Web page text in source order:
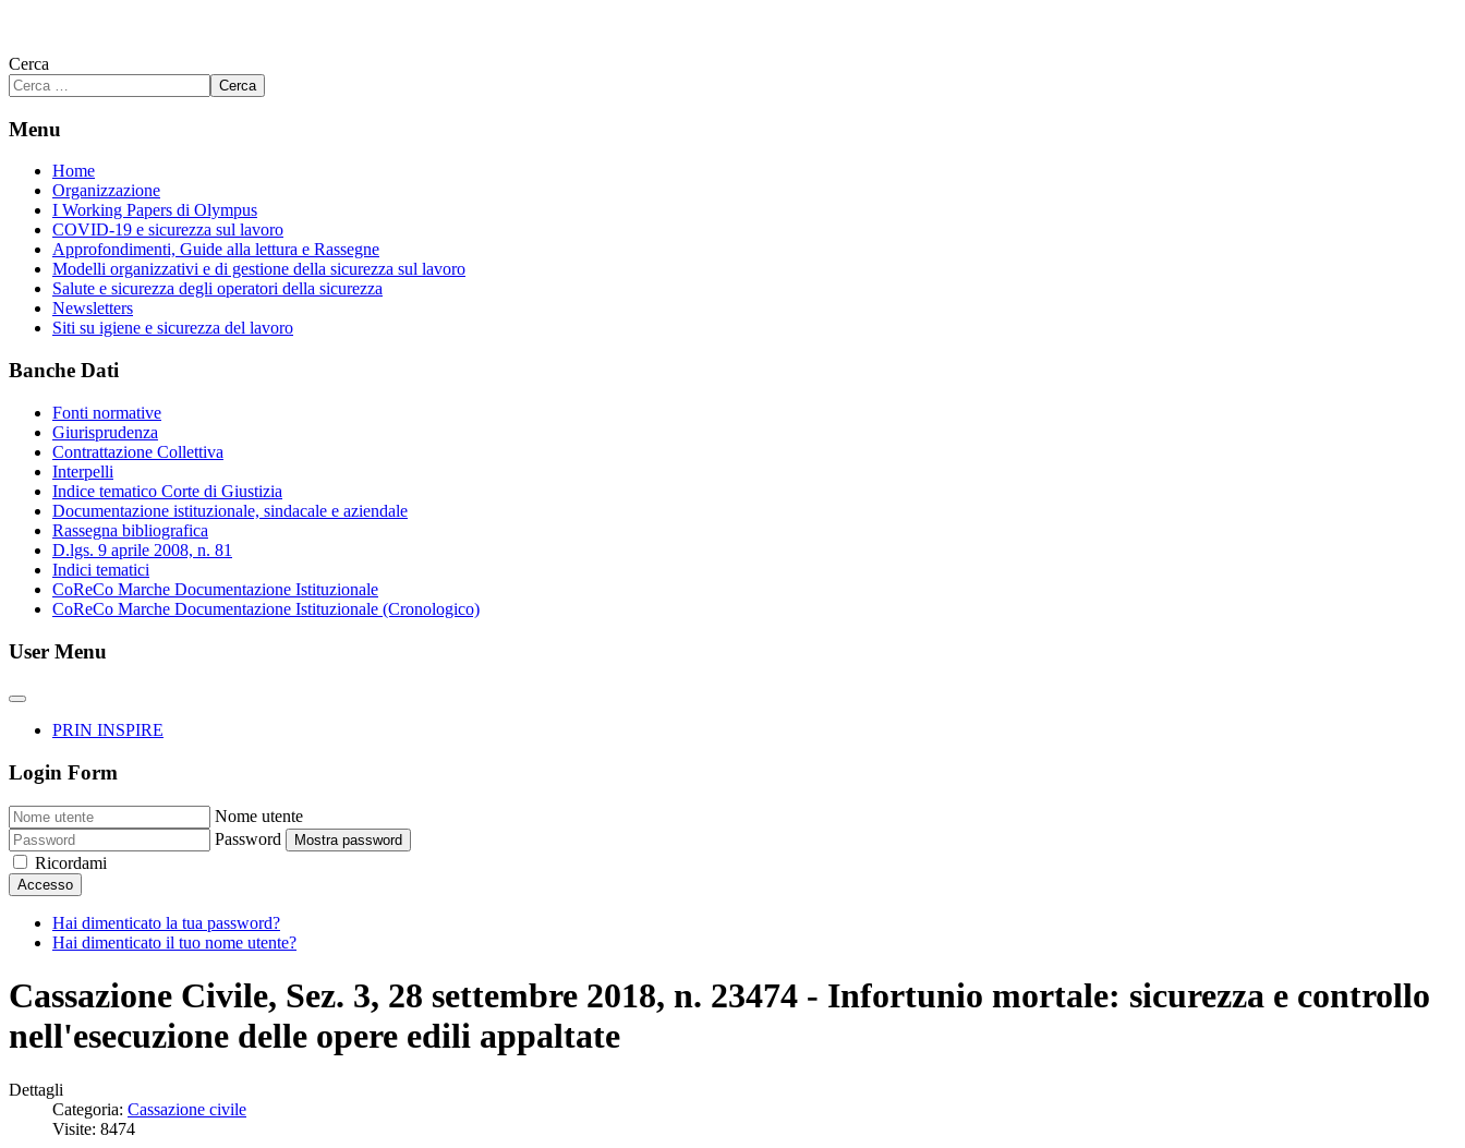
Cerca
Cerca
Menu
Home
Organizzazione
I Working Papers di Olympus
COVID-19 e sicurezza sul lavoro
Approfondimenti, Guide alla lettura e Rassegne
Modelli organizzativi e di gestione della sicurezza sul lavoro
Salute e sicurezza degli operatori della sicurezza
Newsletters
Siti su igiene e sicurezza del lavoro
Banche Dati
Fonti normative
Giurisprudenza
Contrattazione Collettiva
Interpelli
Indice tematico Corte di Giustizia
Documentazione istituzionale, sindacale e aziendale
Rassegna bibliografica
D.lgs. 9 aprile 2008, n. 81
Indici tematici
CoReCo Marche Documentazione Istituzionale
CoReCo Marche Documentazione Istituzionale (Cronologico)
User Menu
PRIN INSPIRE
Login Form
Nome utente
Password
Mostra password
Ricordami
Accesso
Hai dimenticato la tua password?
Hai dimenticato il tuo nome utente?
Cassazione Civile, Sez. 3, 28 settembre 2018, n. 23474 - Infortunio mortale: sicurezza e controllo
nell'esecuzione delle opere edili appaltate
Dettagli
Categoria: Cassazione civile
Visite: 8474